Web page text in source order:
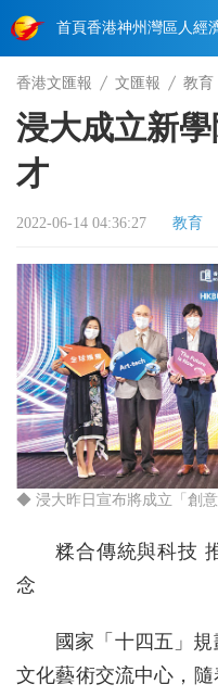
首頁香港神州 灣區人經
香港文匯報 文匯報 教育
浸大成立新
才
2022-06-14 04:36:27 教育
◆ 浸大昨日宣布將成立「創
糅合傳統與科技
念
國家「十四五」
文化藝術交流中心，